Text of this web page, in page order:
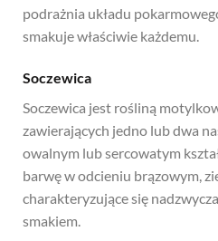
podrażnia układu
smakuje właściwie każdemu.
Soczewica
Soczewica jest rośliną
zawierających jedno lub dwa
owalnym lub sercowatym
barwę w odcieniu brązowym,
charakteryzujące się
smakiem.